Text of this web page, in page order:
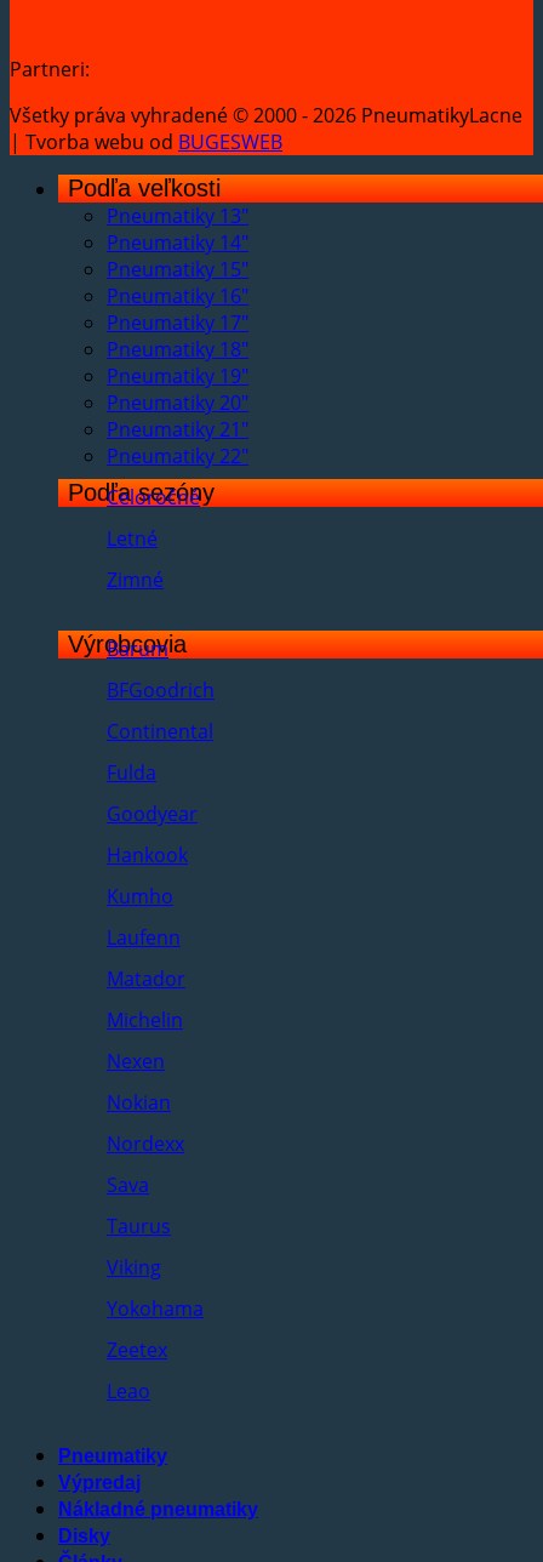
Partneri:
Všetky práva vyhradené © 2000 - 2026 PneumatikyLacne
| Tvorba webu od BUGESWEB
Podľa veľkosti
Pneumatiky 13"
Pneumatiky 14"
Pneumatiky 15"
Pneumatiky 16"
Pneumatiky 17"
Pneumatiky 18"
Pneumatiky 19"
Pneumatiky 20"
Pneumatiky 21"
Pneumatiky 22"
Podľa sezóny
Celoročné
Letné
Zimné
Výrobcovia
Barum
BFGoodrich
Continental
Fulda
Goodyear
Hankook
Kumho
Laufenn
Matador
Michelin
Nexen
Nokian
Nordexx
Sava
Taurus
Viking
Yokohama
Zeetex
Leao
Pneumatiky
Výpredaj
Nákladné pneumatiky
Disky